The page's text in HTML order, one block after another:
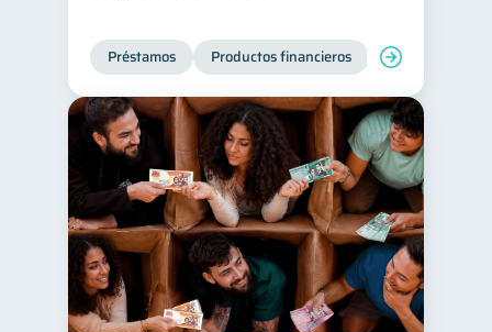
Préstamos Productos financieros Manejo de